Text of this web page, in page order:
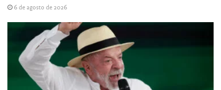
6 de agosto de 2026